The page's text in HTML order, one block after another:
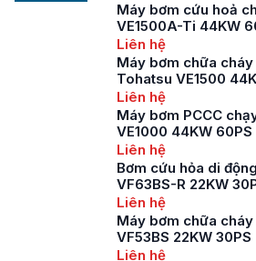
Máy bơm cứu hoả
VE1500A-Ti 44KW
Liên hệ
Máy bơm chữa
Tohatsu VE1500
Liên hệ
Máy bơm PCCC
VE1000 44KW 60PS
Liên hệ
Bơm cứu hỏa di
VF63BS-R 22KW
Liên hệ
Máy bơm chữa
VF53BS 22KW 30PS
Liên hệ